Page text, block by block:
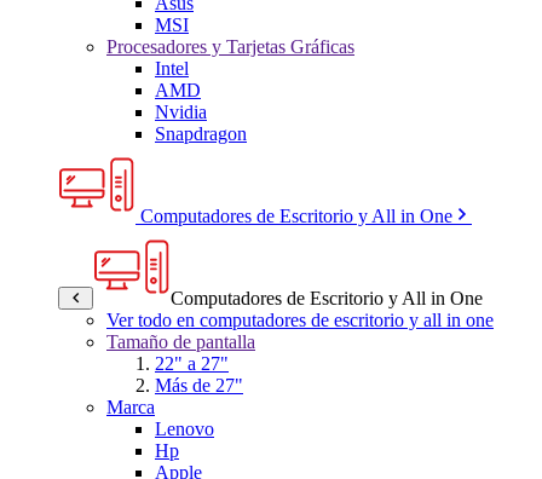
MSI
Procesadores y Tarjetas Gráficas
Intel
AMD
Nvidia
Snapdragon
Computadores de Escritorio y All in One
Computadores de Escritorio y All in One
Ver todo en computadores de escritorio y all in one
Tamaño de pantalla
22" a 27"
Más de 27"
Marca
Lenovo
Hp
Apple